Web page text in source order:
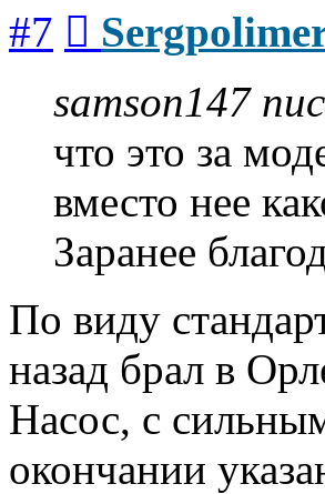
#7
samson147
что это за
вместо нее
Заранее
По виду
назад брал в
Насос, с
окончании